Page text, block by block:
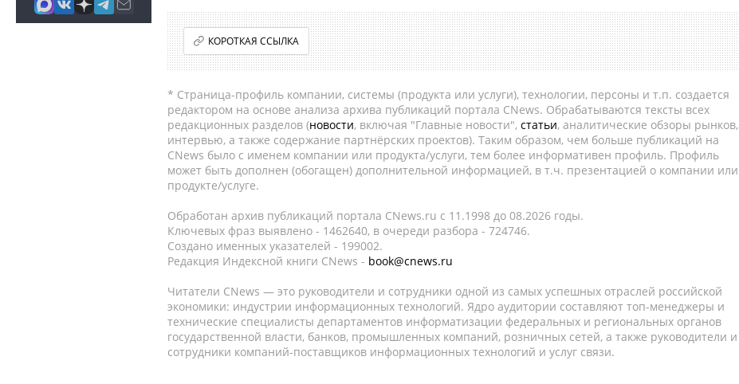
КОРОТКАЯ ССЫЛКА
* Страница-профиль компании, системы (продукта или услуги), технологии, персоны и т.п. создается
редактором на основе анализа архива публикаций портала CNews. Обрабатываются тексты всех
редакционных разделов (новости, включая "Главные новости", статьи, аналитические обзоры рынков,
интервью, а также содержание партнёрских проектов). Таким образом, чем больше публикаций на
CNews было с именем компании или продукта/услуги, тем более информативен профиль. Профиль
может быть дополнен (обогащен) дополнительной информацией, в т.ч. презентацией о компании или
продукте/услуге.
Обработан архив публикаций портала CNews.ru c 11.1998 до 08.2026 годы.
Ключевых фраз выявлено - 1462640, в очереди разбора - 724746.
Создано именных указателей - 199002.
Редакция Индексной книги CNews - book@cnews.ru
Читатели CNews — это руководители и сотрудники одной из самых успешных отраслей российской
экономики: индустрии информационных технологий. Ядро аудитории составляют топ-менеджеры и
технические специалисты департаментов информатизации федеральных и региональных органов
государственной власти, банков, промышленных компаний, розничных сетей, а также руководители и
сотрудники компаний-поставщиков информационных технологий и услуг связи.